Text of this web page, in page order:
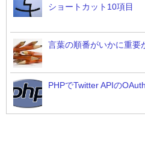
ショートカット10項目
言葉の順番がいかに重要
PHPでTwitter APIの